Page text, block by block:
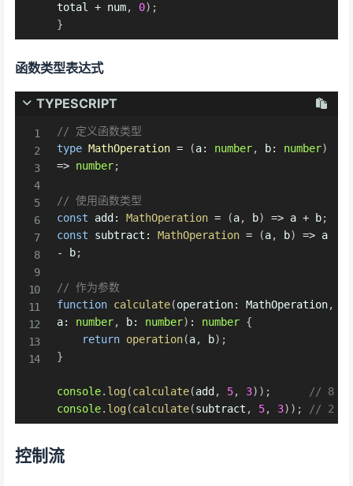
total + num, 0) ;
}
函数类型表达式
TYPESCRIPT
// 定义函数类型
type MathOperation = (a: number, b: number)
=> number;
// 使用函数类型
const add: MathOperation = (a, b) => a + b;
const subtract : MathOperation = (a, b) =>
-
b;
// 作为参数
function calculate(operation: MathOperation,
a: number, b: number) : number {
return operation(a, b) ;
}
console. log (calculate(add, 5, 3) ) ;
// 8
console. log (calculate(subtract , 5, 3) ) ; // 2
控制流